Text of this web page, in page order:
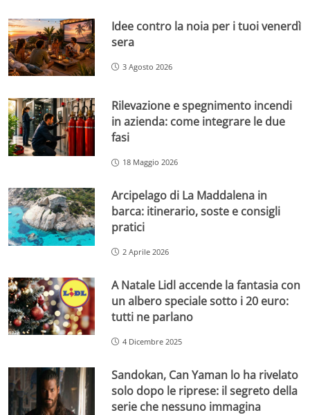
Idee contro la noia per i tuoi venerdì
sera
3 Agosto 2026
Rilevazione e spegnimento incendi
in azienda: come integrare le due
fasi
18 Maggio 2026
Arcipelago di La Maddalena in
barca: itinerario, soste e consigli
pratici
2 Aprile 2026
A Natale Lidl accende la fantasia con
un albero speciale sotto i 20 euro:
tutti ne parlano
4 Dicembre 2025
Sandokan, Can Yaman lo ha rivelato
solo dopo le riprese: il segreto della
serie che nessuno immagina